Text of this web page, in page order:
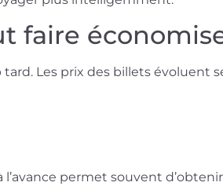
faire
Les prix des billets évoluent
permet souvent